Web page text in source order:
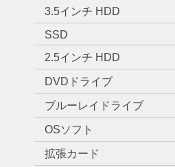
3.5インチ HDD
SSD
2.5インチ HDD
DVDドライブ
ブルーレイドライブ
OSソフト
拡張カード